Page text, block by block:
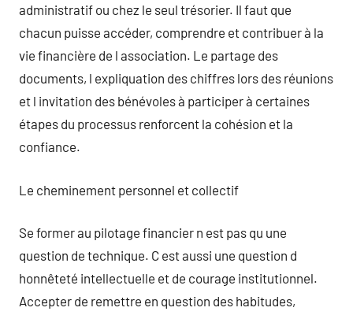
administratif ou chez le seul trésorier. Il faut que
chacun puisse accéder, comprendre et contribuer à la
vie financière de l association. Le partage des
documents, l expliquation des chiffres lors des réunions
et l invitation des bénévoles à participer à certaines
étapes du processus renforcent la cohésion et la
confiance.
Le cheminement personnel et collectif
Se former au pilotage financier n est pas qu une
question de technique. C est aussi une question d
honnêteté intellectuelle et de courage institutionnel.
Accepter de remettre en question des habitudes,